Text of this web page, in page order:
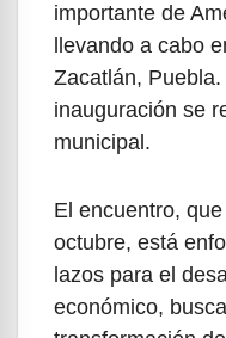
importante de
llevando a cabo
Zacatlán,
inauguración se
municipal.
El encuentro,
octubre, está
lazos para el
económico,